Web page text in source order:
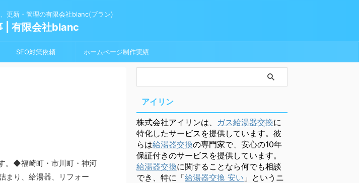
更新・管理の有限会社blanc(ブラン)
| 有限会社blanc
SEO対策依頼 ホームページ制作実績
。◆福崎町・市川町・神河
り、給湯器、リフォー
アイリン
株式会社アイリンは、 ガス給湯器交換に
特化したサービスを提供しています。彼
らは給湯器交換の専門家で、安心の10年
保証付きのサービスを提供しています。
給湯器交換に関することなら何でも相談
でき、特に「給湯器交換 安い 」というニ